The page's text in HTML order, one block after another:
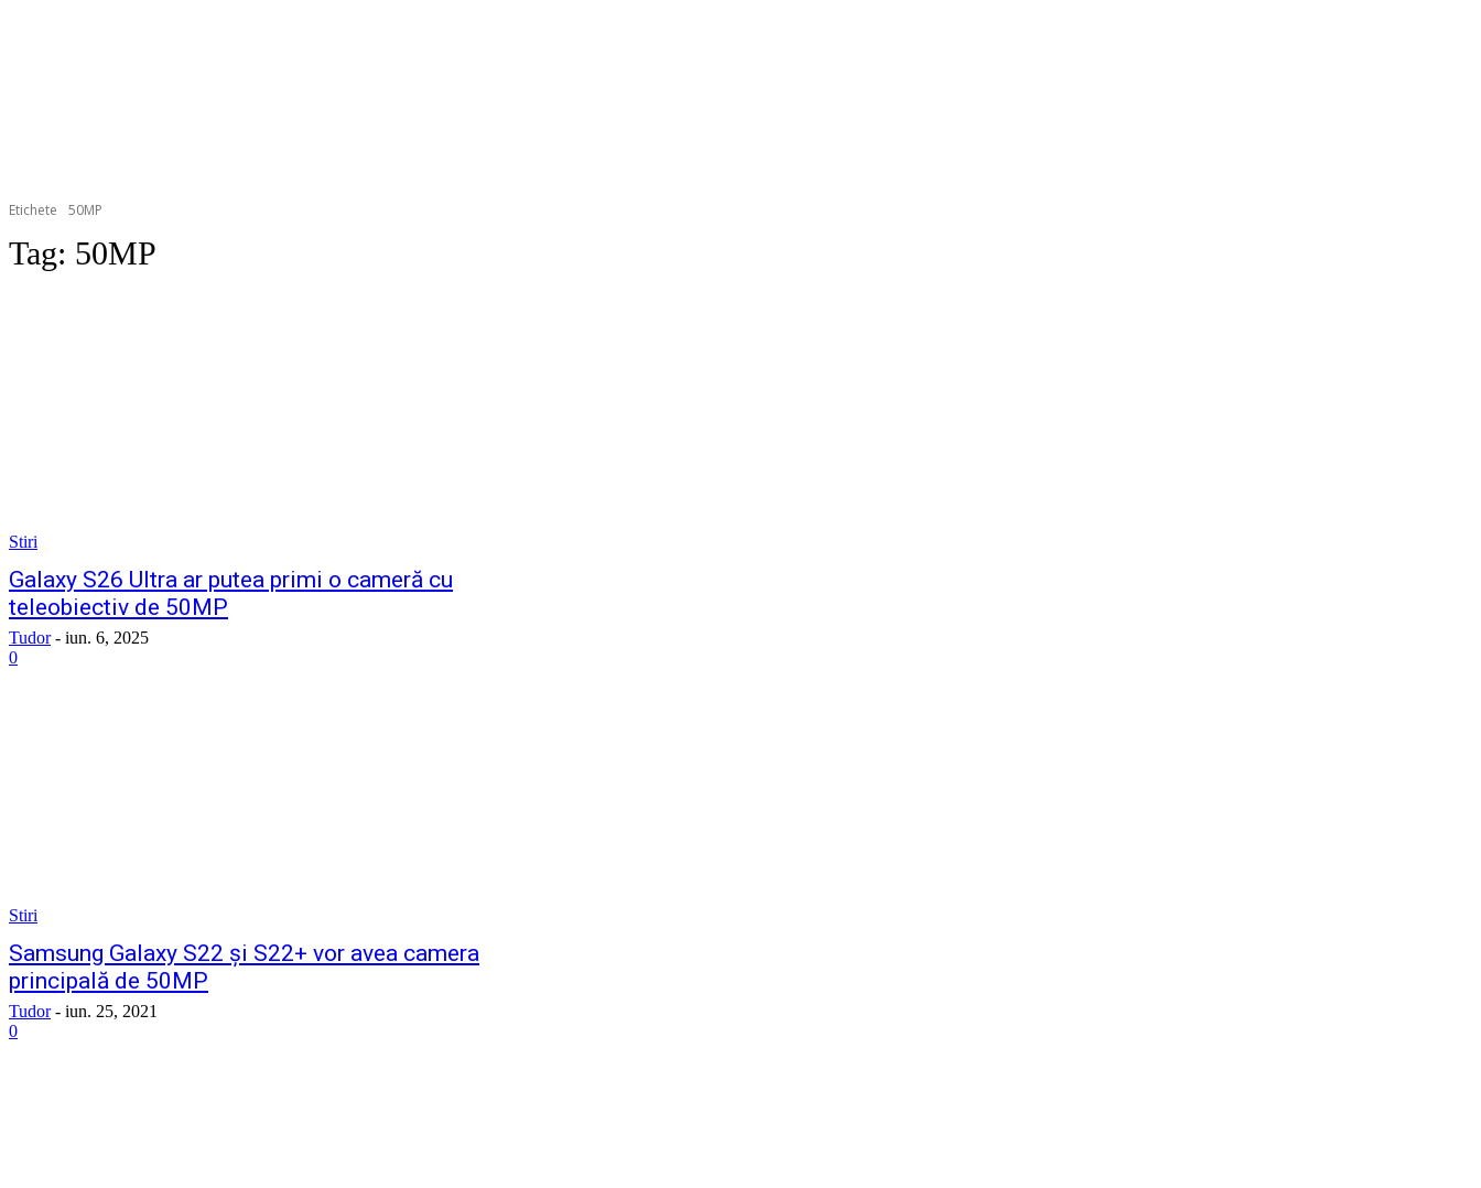
Etichete 50MP
Tag: 50MP
Stiri
Galaxy S26 Ultra ar putea primi o cameră cu
teleobiectiv de 50MP
Tudor - iun. 6, 2025
0
Stiri
Samsung Galaxy S22 și S22+ vor avea camera
principală de 50MP
Tudor - iun. 25, 2021
0